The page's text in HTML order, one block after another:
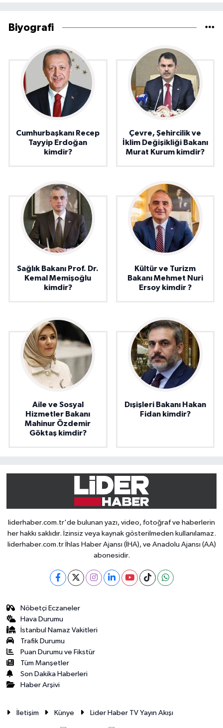
Biyografi
Cumhurbaşkanı Recep
Tayyip Erdoğan
kimdir?
Çevre, Şehircilik ve
İklim Değişikliği Bakanı
Murat Kurum kimdir?
Sağlık Bakanı Prof. Dr.
Kemal Memişoğlu
kimdir?
Kültür ve Turizm
Bakanı Mehmet Nuri
Ersoy kimdir ?
Aile ve Sosyal
Hizmetler Bakanı
Mahinur Özdemir
Göktaş kimdir?
Dışişleri Bakanı Hakan
Fidan kimdir?
liderhaber.com.tr'de bulunan yazı, video, fotoğraf ve haberlerin
her hakkı saklıdır. İzinsiz veya kaynak gösterilmeden kullanılamaz.
liderhaber.com.tr İhlas Haber Ajansı (İHA), ve Anadolu Ajansı (AA)
abonesidir.
Nöbetçi Eczaneler
Hava Durumu
İstanbul Namaz Vakitleri
Trafik Durumu
Puan Durumu ve Fikstür
Tüm Manşetler
Son Dakika Haberleri
Haber Arşivi
İletişim Künye Lider Haber TV Yayın Akışı